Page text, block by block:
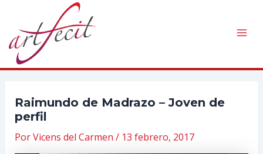
contenido
Raimundo de Madrazo – Joven de
perfil
PorVicens del Carmen / 13 febrero, 2017